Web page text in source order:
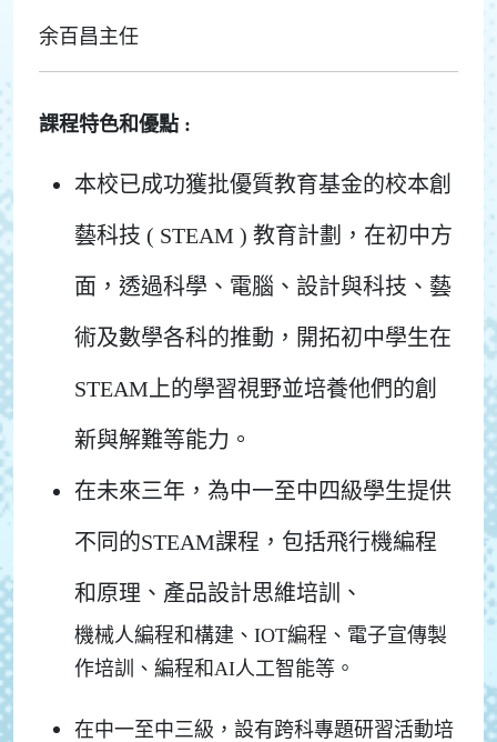
余百昌主任
課程特色和優點 :
本校已成功獲批優質教育基金的校本創
藝科技 ( STEAM ) 教育計劃，在初中方
面，透過科學、電腦、設計與科技、藝
術及數學各科的推動，開拓初中學生在
STEAM上的學習視野並培養他們的創
新與解難等能力。
在未來三年，為中一至中四級學生提供
不同的STEAM課程，包括飛行機編程
和原理、產品設計思維培訓、
機械人編程和構建、IOT編程、電子宣傳製
作培訓、編程和AI人工智能等。
在中一至中三級，設有跨科專題研習活動培